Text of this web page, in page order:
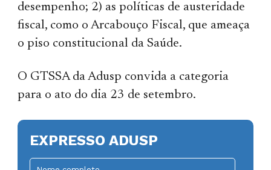
desempenho; 2) as políticas de austeridade
fiscal, como o Arcabouço Fiscal, que ameaça
o piso constitucional da Saúde.
O GTSSA da Adusp convida a categoria
para o ato do dia 23 de setembro.
EXPRESSO ADUSP